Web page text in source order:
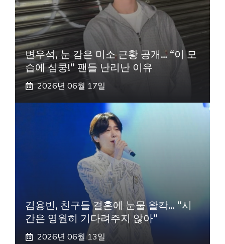
변우석, 눈 감은 미소 근황 공개… “이 모
습에 심쿵!” 팬들 난리난 이유
2026년 06월 17일
김용빈, 친구들 결혼에 눈물 왈칵… “시
간은 영원히 기다려주지 않아”
2026년 06월 13일